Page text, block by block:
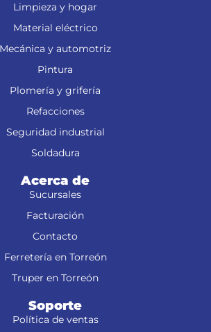
Limpieza y hogar
Material eléctrico
Mecánica y automotriz
Pintura
Plomería y grifería
Refacciones
Seguridad industrial
Soldadura
Acerca de
Sucursales
Facturación
Contacto
Ferretería en Torreón
Truper en Torreón
Soporte
Política de ventas